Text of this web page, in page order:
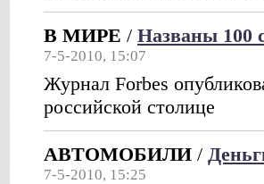
В МИРЕ / Названы 100
7-5-2010, 15:07
Журнал Forbes
российской столице
АВТОМОБИЛИ /
7-5-2010, 15:25